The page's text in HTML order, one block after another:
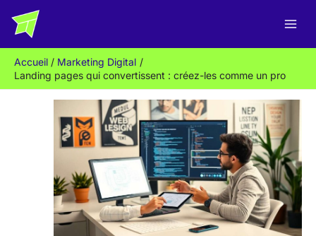
Accueil
Marketing Digital
Landing pages qui convertissent : créez-les comme un pro
e
c
h
e